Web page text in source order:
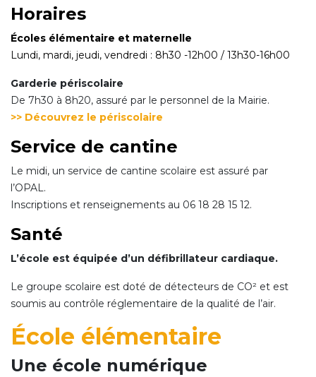
Horaires
Écoles élémentaire et maternelle
Lundi, mardi, jeudi, vendredi : 8h30 -12h00 / 13h30-16h00
Garderie périscolaire
De 7h30 à 8h20, assuré par le personnel de la Mairie.
>> Découvrez le périscolaire
Service de cantine
Le midi, un service de cantine scolaire est assuré par
l’OPAL.
Inscriptions et renseignements au 06 18 28 15 12.
Santé
L’école est équipée d’un défibrillateur cardiaque.
Le groupe scolaire est doté de détecteurs de CO² et est
soumis au contrôle réglementaire de la qualité de l’air.
École élémentaire
Une école numérique